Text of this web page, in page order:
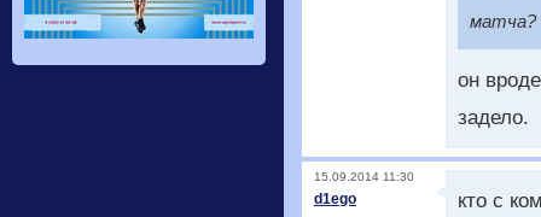
матча?
он
задело.
15.09.2014 11:30
d1ego кто с